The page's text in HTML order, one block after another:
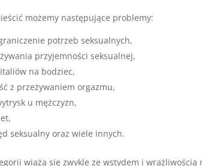
możemy następujące problemy:
potrzeb seksualnych,
przyjemności seksualnej,
na bodziec,
z przeżywaniem orgazmu,
u mężczyzn,
seksualny oraz wiele innych.
wiążą się zwykle ze wstydem i